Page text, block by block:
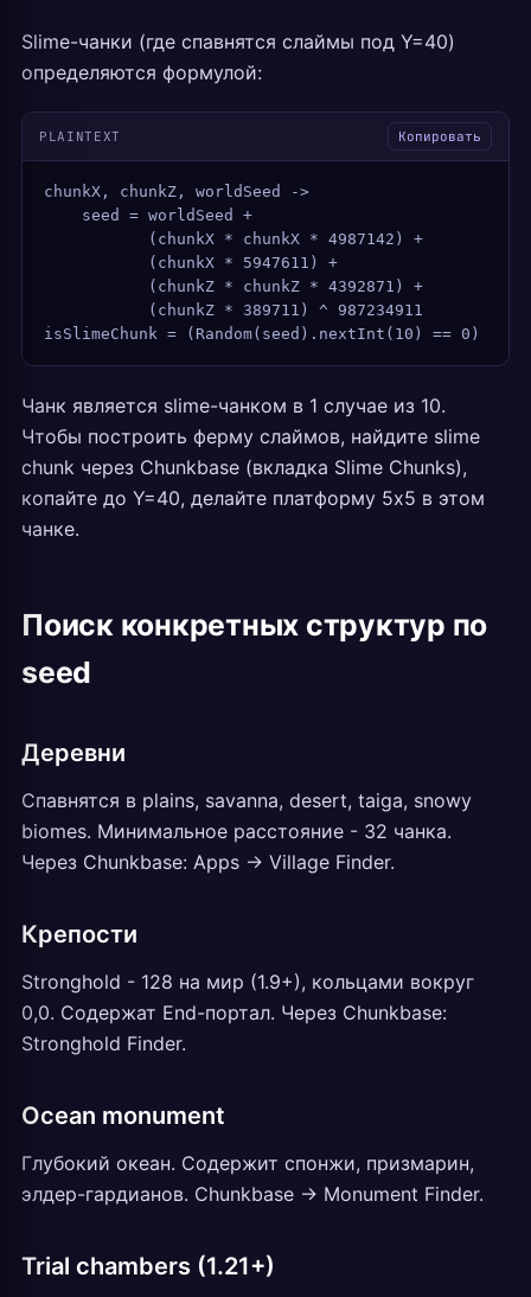
Slime-чанки (где спавнятся слаймы под Y=40)
определяются формулой:
PLAINTEXT Копировать
chunkX, chunkZ, worldSeed ->
    seed = worldSeed +
           (chunkX * chunkX * 4987142) +
           (chunkX * 5947611) +
           (chunkZ * chunkZ * 4392871) +
           (chunkZ * 389711) ^ 987234911
isSlimeChunk = (Random(seed).nextInt(10) == 0)
Чанк является slime-чанком в 1 случае из 10.
Чтобы построить ферму слаймов, найдите slime
chunk через Chunkbase (вкладка Slime Chunks),
копайте до Y=40, делайте платформу 5x5 в этом
чанке.
Поиск конкретных структур по
seed
Деревни
Спавнятся в plains, savanna, desert, taiga, snowy
biomes. Минимальное расстояние - 32 чанка.
Через Chunkbase: Apps -> Village Finder.
Крепости
Stronghold - 128 на мир (1.9+), кольцами вокруг
0,0. Содержат End-портал. Через Chunkbase:
Stronghold Finder.
Ocean monument
Глубокий океан. Содержит спонжи, призмарин,
элдер-гардианов. Chunkbase -> Monument Finder.
Trial chambers (1.21+)